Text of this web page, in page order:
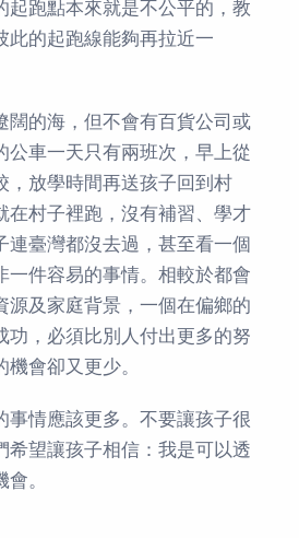
起跑點本來就是不公平的，教
此的起跑線能夠再拉近一
闊的海，但不會有百貨公司或
公車一天只有兩班次，早上從
，放學時間再送孩子回到村
在村子裡跑，沒有補習、學才
連臺灣都沒去過，甚至看一個
一件容易的事情。相較於都會
源及家庭背景，一個在偏鄉的
功，必須比別人付出更多的努
會卻又更少。
事情應該更多。不要讓孩子很
希望讓孩子相信：我是可以透
。